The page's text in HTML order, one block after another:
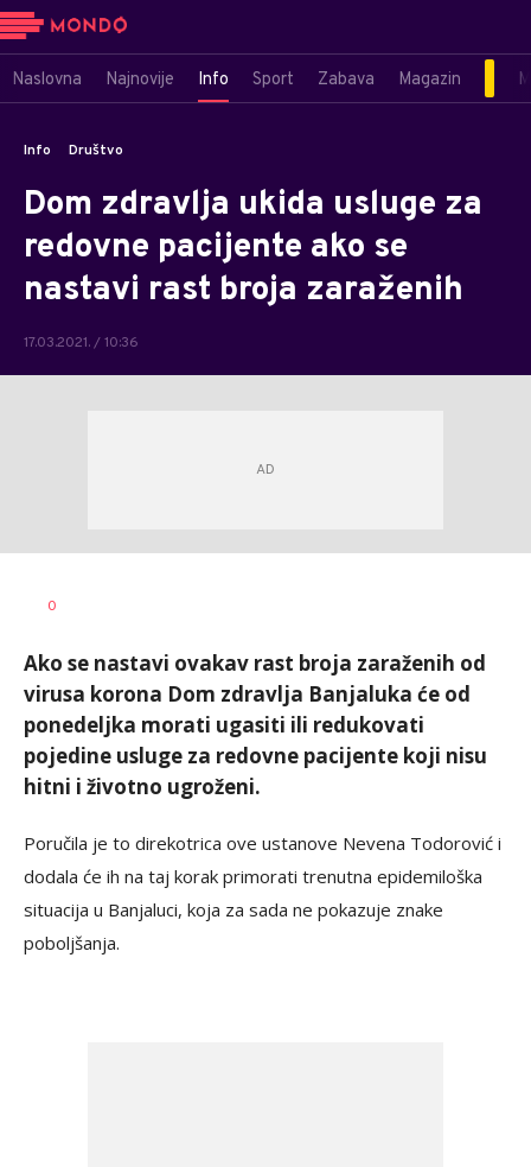
Naslovna Najnovije Info Sport Zabava Magazin
Info Društvo
Dom zdravlja ukida usluge za
redovne pacijente ako se
nastavi rast broja zaraženih
17.03.2021. / 10:36
AUTOR
0
Ako se nastavi ovakav rast broja zaraženih od
virusa korona Dom zdravlja Banjaluka će od
ponedeljka morati ugasiti ili redukovati
pojedine usluge za redovne pacijente koji nisu
hitni i životno ugroženi.
Poručila je to direkotrica ove ustanove Nevena Todorović i
dodala će ih na taj korak primorati trenutna epidemiloška
situacija u Banjaluci, koja za sada ne pokazuje znake
poboljšanja.